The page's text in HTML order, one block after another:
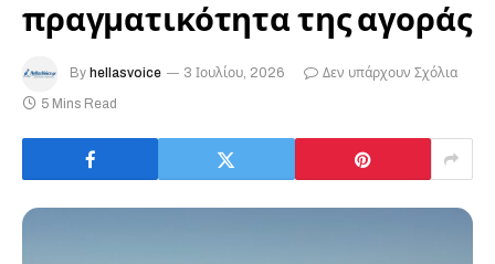
πραγματικότητα της αγοράς
By hellasvoice 3 Ιουλίου, 2026
Δεν υπάρχουν Σχόλια
5 Mins Read